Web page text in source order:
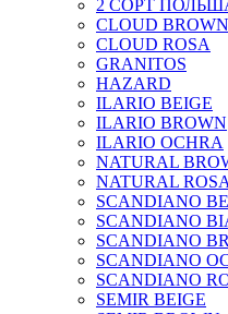
2 СОРТ
CLOUD BROWN
CLOUD ROSA
GRANITOS
HAZARD
ILARIO BEIGE
ILARIO BROWN
ILARIO OCHRA
NATURAL
NATURAL ROSA
SCANDIANO
SCANDIANO
SCANDIANO
SCANDIANO
SCANDIANO
SEMIR BEIGE